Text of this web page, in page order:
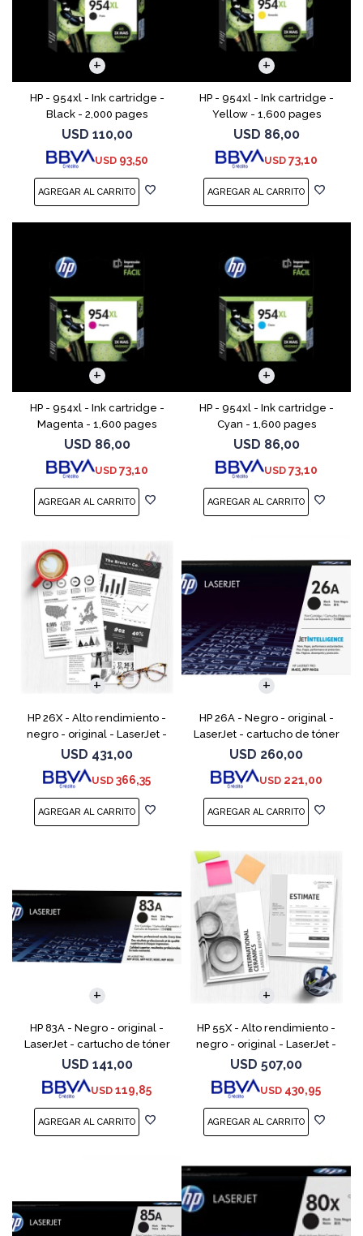
HP - 954xl - Ink cartridge -
Black - 2,000 pages
USD 110,00
USD 93,50
HP - 954xl - Ink cartridge -
Yellow - 1,600 pages
USD 86,00
USD 73,10
HP - 954xl - Ink cartridge -
Magenta - 1,600 pages
USD 86,00
USD 73,10
HP - 954xl - Ink cartridge -
Cyan - 1,600 pages
USD 86,00
USD 73,10
HP 26X - Alto rendimiento -
negro - original - LaserJet -
cartucho de tóner (CF226X) -
para LaserJet Pro M402, MFP
M426
USD 431,00
USD 366,35
HP 26A - Negro - original -
LaserJet - cartucho de tóner
(CF226A) - para LaserJet Pro
M402, MFP M426
USD 260,00
USD 221,00
HP 83A - Negro - original -
LaserJet - cartucho de tóner
(CF283A) - para LaserJet Pro
M201, M202, MFP M125, MFP
M127, MFP M225
USD 141,00
USD 119,85
HP 55X - Alto rendimiento -
negro - original - LaserJet -
cartucho de tóner (CE255X) -
para LaserJet Enterprise MFP
M525; LaserJ
USD 507,00
USD 430,95